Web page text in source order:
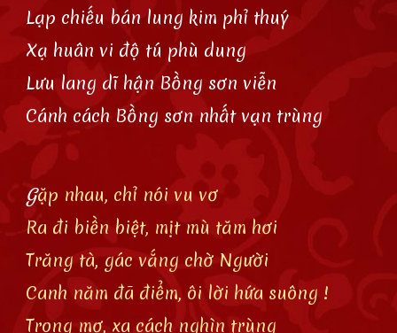
Lạp chiếu bán lung kim phỉ thuý
Xạ huân vi độ tú phù dung
Lưu lang dĩ hận Bồng sơn viễn
Cánh cách Bồng sơn nhất vạn trùng
Gặp nhau, chỉ nói vu vơ
Ra đi biền biệt, mịt mù tăm hơi
Trăng tà, gác vắng chờ Người
Canh năm đã điểm, ôi lời hứa suông !
Trong mơ, xa cách nghìn trùng